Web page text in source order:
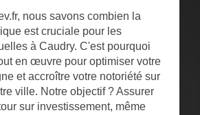
nous savons combien la
est cruciale pour les
à Caudry. C'est pourquoi
en œuvre pour optimiser votre
et accroître votre notoriété sur
ville. Notre objectif ? Assurer
sur investissement, même